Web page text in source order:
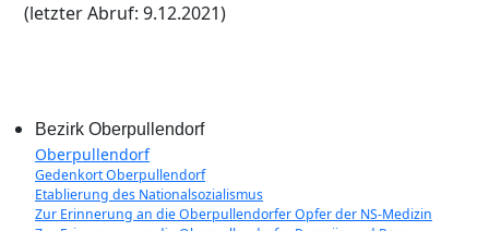
(letzter Abruf: 9.12.2021)
Bezirk Oberpullendorf
Oberpullendorf
Gedenkort Oberpullendorf
Etablierung des Nationalsozialismus
Zur Erinnerung an die Oberpullendorfer Opfer der NS-Medizin